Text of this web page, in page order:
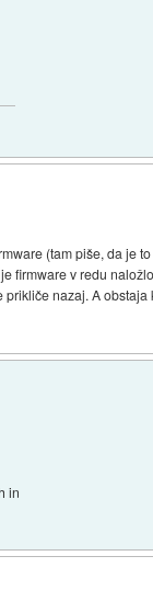
(tam piše, da je
v redu
nazaj. A
in